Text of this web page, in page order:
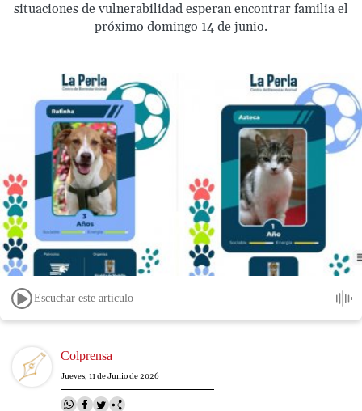
situaciones de vulnerabilidad esperan encontrar familia el
próximo domingo 14 de junio.
Escuchar este artículo
Image Colprensa
Jueves, 11 de Junio de 2026